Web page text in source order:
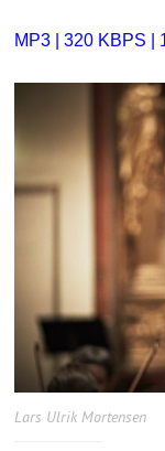
MP3 | 320 KBPS |
Lars Ulrik Mortensen